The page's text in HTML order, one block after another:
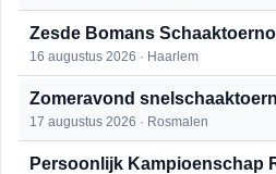
Zesde Bomans
16 augustus 2026 · Haarlem
Zomeravond
17 augustus 2026 · Rosmalen
Persoonlijk Kampioenschap